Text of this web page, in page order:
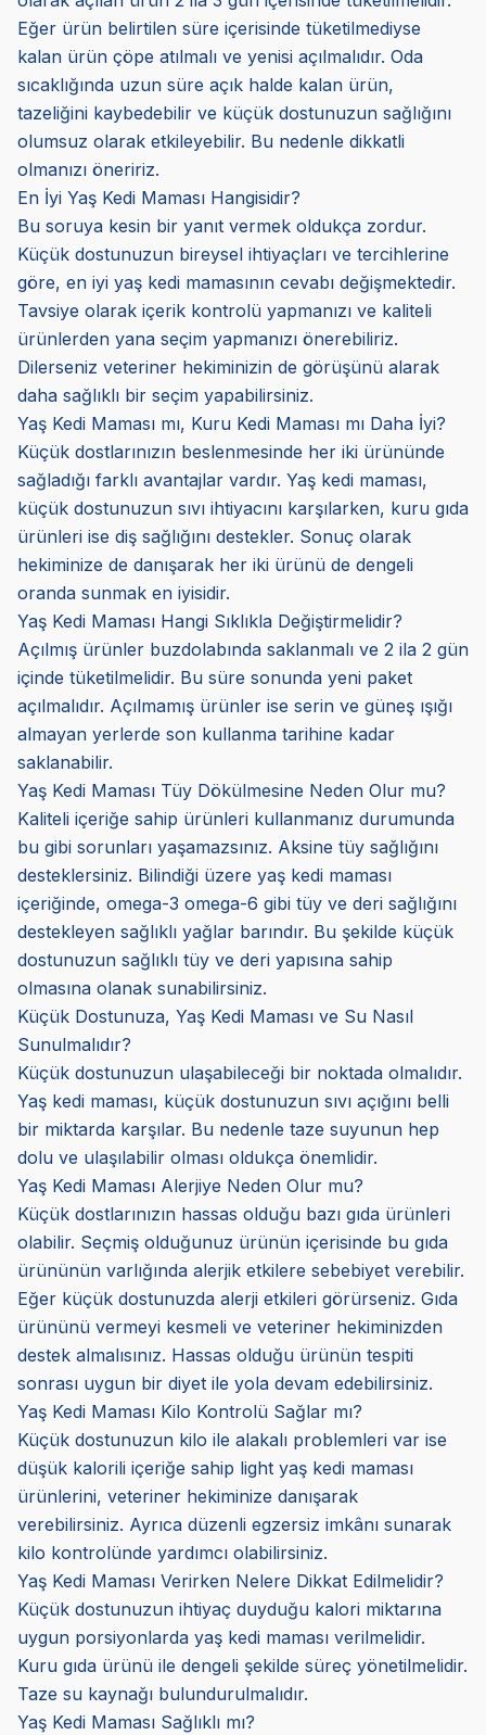
Eğer ürün belirtilen süre içerisinde tüketilmediyse
kalan ürün çöpe atılmalı ve yenisi açılmalıdır. Oda
sıcaklığında uzun süre açık halde kalan ürün,
tazeliğini kaybedebilir ve küçük dostunuzun sağlığını
olumsuz olarak etkileyebilir. Bu nedenle dikkatli
olmanızı öneririz.
En İyi Yaş Kedi Maması Hangisidir?
Bu soruya kesin bir yanıt vermek oldukça zordur.
Küçük dostunuzun bireysel ihtiyaçları ve tercihlerine
göre, en iyi yaş kedi mamasının cevabı değişmektedir.
Tavsiye olarak içerik kontrolü yapmanızı ve kaliteli
ürünlerden yana seçim yapmanızı önerebiliriz.
Dilerseniz veteriner hekiminizin de görüşünü alarak
daha sağlıklı bir seçim yapabilirsiniz.
Yaş Kedi Maması mı, Kuru Kedi Maması mı Daha İyi?
Küçük dostlarınızın beslenmesinde her iki ürününde
sağladığı farklı avantajlar vardır. Yaş kedi maması,
küçük dostunuzun sıvı ihtiyacını karşılarken, kuru gıda
ürünleri ise diş sağlığını destekler. Sonuç olarak
hekiminize de danışarak her iki ürünü de dengeli
oranda sunmak en iyisidir.
Yaş Kedi Maması Hangi Sıklıkla Değiştirmelidir?
Açılmış ürünler buzdolabında saklanmalı ve 2 ila 2 gün
içinde tüketilmelidir. Bu süre sonunda yeni paket
açılmalıdır. Açılmamış ürünler ise serin ve güneş ışığı
almayan yerlerde son kullanma tarihine kadar
saklanabilir.
Yaş Kedi Maması Tüy Dökülmesine Neden Olur mu?
Kaliteli içeriğe sahip ürünleri kullanmanız durumunda
bu gibi sorunları yaşamazsınız. Aksine tüy sağlığını
desteklersiniz. Bilindiği üzere yaş kedi maması
içeriğinde, omega-3 omega-6 gibi tüy ve deri sağlığını
destekleyen sağlıklı yağlar barındır. Bu şekilde küçük
dostunuzun sağlıklı tüy ve deri yapısına sahip
olmasına olanak sunabilirsiniz.
Küçük Dostunuza, Yaş Kedi Maması ve Su Nasıl
Sunulmalıdır?
Küçük dostunuzun ulaşabileceği bir noktada olmalıdır.
Yaş kedi maması, küçük dostunuzun sıvı açığını belli
bir miktarda karşılar. Bu nedenle taze suyunun hep
dolu ve ulaşılabilir olması oldukça önemlidir.
Yaş Kedi Maması Alerjiye Neden Olur mu?
Küçük dostlarınızın hassas olduğu bazı gıda ürünleri
olabilir. Seçmiş olduğunuz ürünün içerisinde bu gıda
ürününün varlığında alerjik etkilere sebebiyet verebilir.
Eğer küçük dostunuzda alerji etkileri görürseniz. Gıda
ürününü vermeyi kesmeli ve veteriner hekiminizden
destek almalısınız. Hassas olduğu ürünün tespiti
sonrası uygun bir diyet ile yola devam edebilirsiniz.
Yaş Kedi Maması Kilo Kontrolü Sağlar mı?
Küçük dostunuzun kilo ile alakalı problemleri var ise
düşük kalorili içeriğe sahip light yaş kedi maması
ürünlerini, veteriner hekiminize danışarak
verebilirsiniz. Ayrıca düzenli egzersiz imkânı sunarak
kilo kontrolünde yardımcı olabilirsiniz.
Yaş Kedi Maması Verirken Nelere Dikkat Edilmelidir?
Küçük dostunuzun ihtiyaç duyduğu kalori miktarına
uygun porsiyonlarda yaş kedi maması verilmelidir.
Kuru gıda ürünü ile dengeli şekilde süreç yönetilmelidir.
Taze su kaynağı bulundurulmalıdır.
Yaş Kedi Maması Sağlıklı mı?